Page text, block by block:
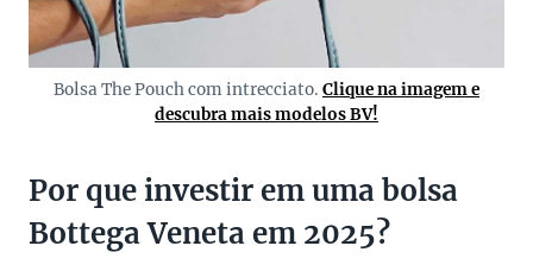
Bolsa The Pouch com intrecciato. Clique na imagem e
descubra mais modelos BV!
Por que investir em uma bolsa
Bottega Veneta em 2025?